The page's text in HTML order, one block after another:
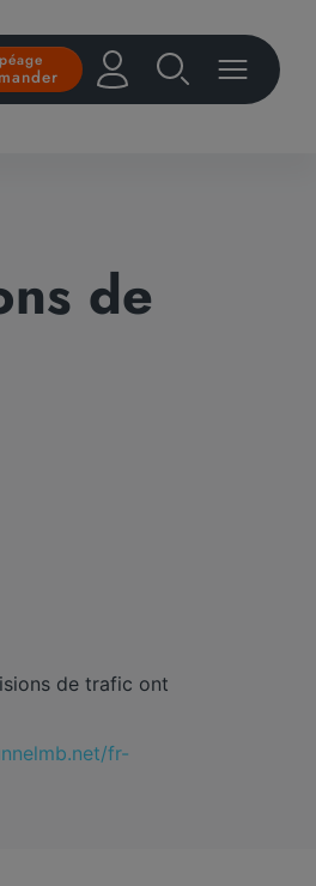
de
de trafic ont
fr-